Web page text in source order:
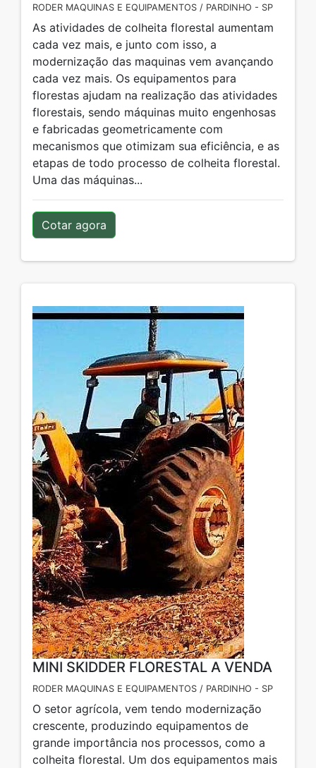
RODER MAQUINAS E EQUIPAMENTOS / PARDINHO - SP
As atividades de colheita florestal aumentam
cada vez mais, e junto com isso, a
modernização das maquinas vem avançando
cada vez mais. Os equipamentos para
florestas ajudam na realização das atividades
florestais, sendo máquinas muito engenhosas
e fabricadas geometricamente com
mecanismos que otimizam sua eficiência, e as
etapas de todo processo de colheita florestal.
Uma das máquinas...
Cotar agora
MINI SKIDDER FLORESTAL A VENDA
RODER MAQUINAS E EQUIPAMENTOS / PARDINHO - SP
O setor agrícola, vem tendo modernização
crescente, produzindo equipamentos de
grande importância nos processos, como a
colheita florestal. Um dos equipamentos mais